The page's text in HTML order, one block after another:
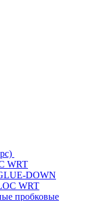
WRT
DOWN
WRT
пробковые